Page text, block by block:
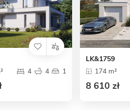
4 4 1
LK&1759
174 m²
8 610 zł